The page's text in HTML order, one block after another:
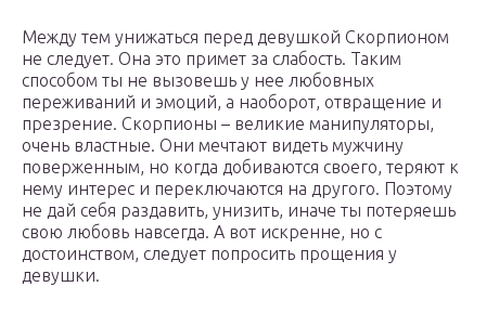
Между тем унижаться перед девушкой Скорпионом
не следует. Она это примет за слабость. Таким
способом ты не вызовешь у нее любовных
переживаний и эмоций, а наоборот, отвращение и
презрение. Скорпионы – великие манипуляторы,
очень властные. Они мечтают видеть мужчину
поверженным, но когда добиваются своего, теряют к
нему интерес и переключаются на другого. Поэтому
не дай себя раздавить, унизить, иначе ты потеряешь
свою любовь навсегда. А вот искренне, но с
достоинством, следует попросить прощения у
девушки.